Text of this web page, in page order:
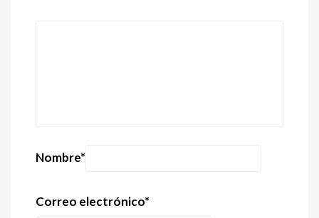
Nombre*
Correo electrónico*